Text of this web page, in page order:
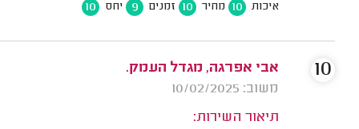
איכות 10 מחיר 10 זמנים 9 יחס 10
אבי אפרגה, מגדל העמק.
משוב: 10/02/2025
תיאור השירות:
10